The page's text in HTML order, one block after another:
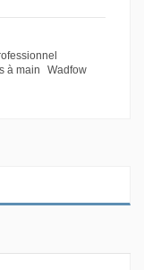
à main
Wadfow